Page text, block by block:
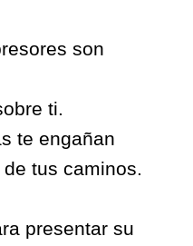
son
ti.
te engañan
tus caminos.
presentar su